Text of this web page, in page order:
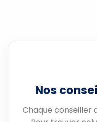
Nos
Chaque conseiller